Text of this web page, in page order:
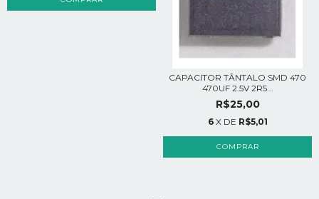
CAPACITOR TÂNTALO SMD 470
470UF 2.5V 2R5...
R$25,00
6 X DE R$5,01
COMPRAR